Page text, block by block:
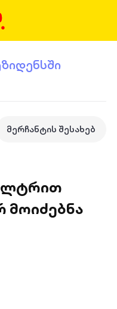
მერჩანტის შესახებ
მოიძებნა